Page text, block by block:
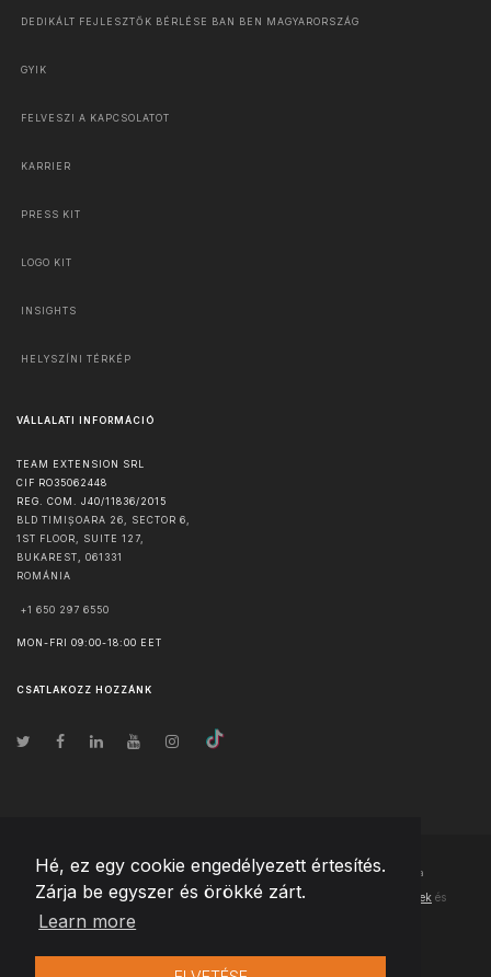
Hé, ez egy cookie engedélyezett értesítés.
Zárja be egyszer és örökké zárt.
Learn more
DEDIKÁLT FEJLESZTŐK BÉRLÉSE BAN BEN MAGYARORSZÁG
GYIK
FELVESZI A KAPCSOLATOT
KARRIER
PRESS KIT
LOGO KIT
INSIGHTS
HELYSZÍNI TÉRKÉP
VÁLLALATI INFORMÁCIÓ
TEAM EXTENSION SRL
CIF RO35062448
REG. COM. J40/11836/2015
BLD TIMIȘOARA 26, SECTOR 6,
1ST FLOOR, SUITE 127,
BUKAREST
061331
ROMÁNIA
+1 650 297 6550
MON-FRI 09:00-18:00 EET
CSATLAKOZZ HOZZÁNK
© Szerzői jog2026 Team Extension Hungary- Minden jog fenntartva
Changelog ● Ezen webhely használatával elfogadja Használati feltételek és